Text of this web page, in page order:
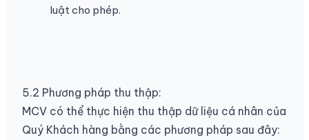
luật cho phép.
5.2 Phương pháp thu thập:
MCV có thể thực hiện thu thập dữ liệu cá nhân của
Quý Khách hàng bằng các phương pháp sau đây: